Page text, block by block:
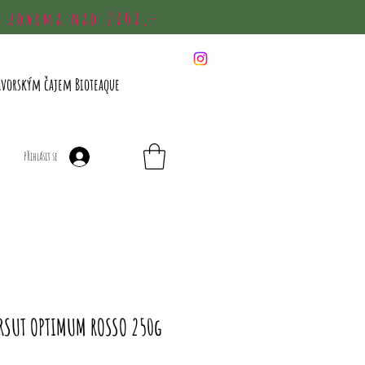
zdarma nad 2000,-
čajem Bioteaque
Přihlásit se
OPTIMUM ROSSO 250g